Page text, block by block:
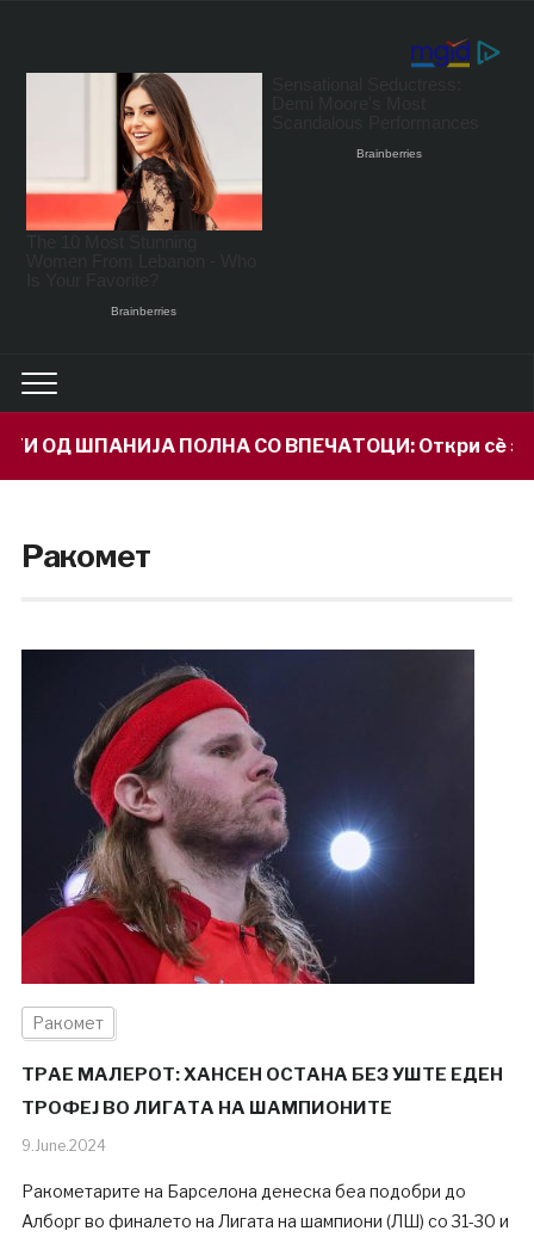
ПОЛНА СО ВПЕЧАТОЦИ: Откри сè за својот
Ракомет
Ракомет
ТРАЕ МАЛЕРОТ: ХАНСЕН ОСТАНА БЕЗ УШТЕ ЕДЕН
ТРОФЕЈ ВО ЛИГАТА НА ШАМПИОНИТЕ
9.June.2024
Ракометарите на Барселона денеска беа подобри до
Алборг во финалето на Лигата на шампиони (ЛШ) со 31-30 и